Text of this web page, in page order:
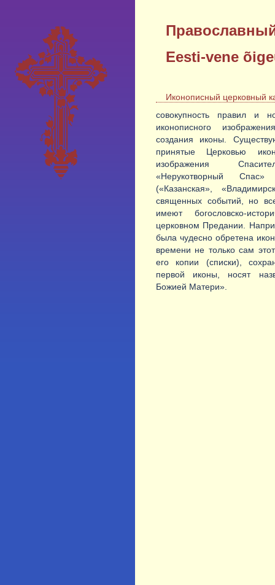
Eesti-vene
Иконописный церковный
совокупность правил и
иконописного
создания иконы.
принятые Церковью
изображения
«Нерукотворный
(«Казанская»,
священных событий, но
имеют богословско-
церковном Предании.
была чудесно обретена
времени не только сам
его копии (списки),
первой иконы, носят
Божией Матери».